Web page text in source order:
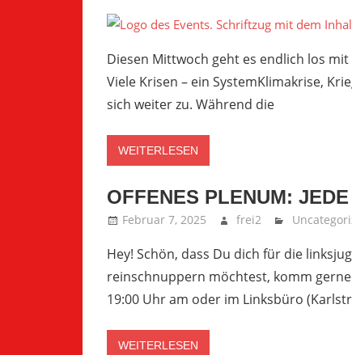
Diesen Mittwoch geht es endlich los
Viele Krisen – ein SystemKlimakrise,
sich weiter zu. Während die
WEITERLESEN
OFFENES PLENUM:
Februar 7, 2025 frei2
Hey! Schön, dass Du dich für die
reinschnuppern möchtest, komm
19:00 Uhr am oder im Linksbüro
WEITERLESEN